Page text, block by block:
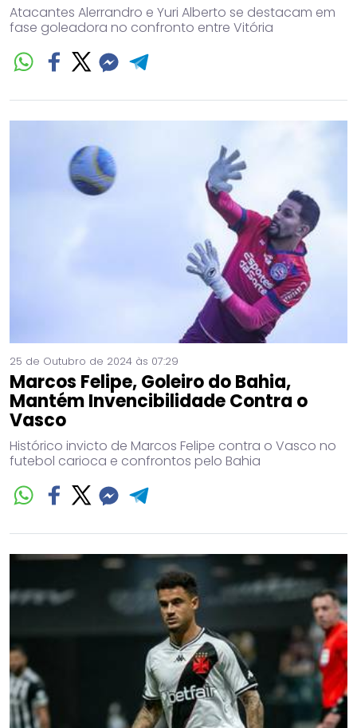
Atacantes Alerrandro e Yuri Alberto se destacam em
fase goleadora no confronto entre Vitória
25 de Outubro de 2024 às 07:29
Marcos Felipe, Goleiro do Bahia,
Mantém Invencibilidade Contra o
Vasco
Histórico invicto de Marcos Felipe contra o Vasco no
futebol carioca e confrontos pelo Bahia